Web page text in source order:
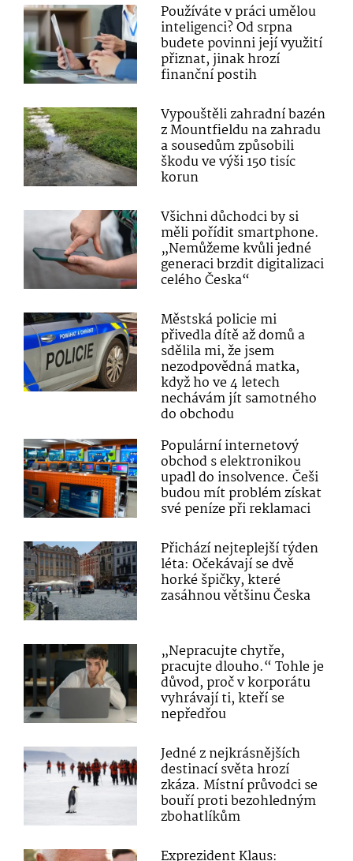
Používáte v práci umělou
inteligenci? Od srpna
budete povinni její využití
přiznat, jinak hrozí
finanční postih
Vypouštěli zahradní bazén
z Mountfieldu na zahradu
a sousedům způsobili
škodu ve výši 150 tisíc
korun
Všichni důchodci by si
měli pořídit smartphone.
„Nemůžeme kvůli jedné
generaci brzdit digitalizaci
celého Česka“
Městská policie mi
přivedla dítě až domů a
sdělila mi, že jsem
nezodpovědná matka,
když ho ve 4 letech
nechávám jít samotného
do obchodu
Populární internetový
obchod s elektronikou
upadl do insolvence. Češi
budou mít problém získat
své peníze při reklamaci
Přichází nejteplejší týden
léta: Očekávají se dvě
horké špičky, které
zasáhnou většinu Česka
„Nepracujte chytře,
pracujte dlouho.“ Tohle je
důvod, proč v korporátu
vyhrávají ti, kteří se
nepředřou
Jedné z nejkrásnějších
destinací světa hrozí
zkáza. Místní průvodci se
bouří proti bezohledným
zbohatlíkům